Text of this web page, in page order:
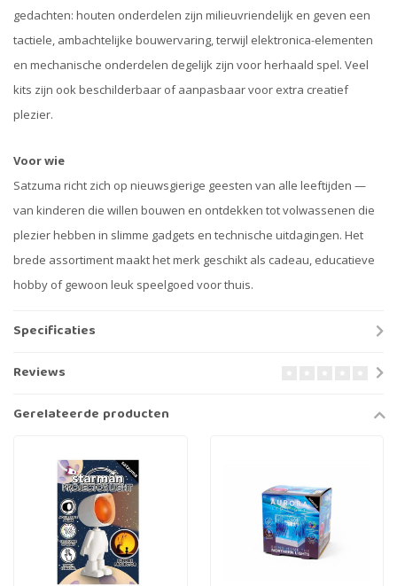
gedachten: houten onderdelen zijn milieuvriendelijk en geven een
tactiele, ambachtelijke bouwervaring, terwijl elektronica-elementen
en mechanische onderdelen degelijk zijn voor herhaald spel. Veel
kits zijn ook beschilderbaar of aanpasbaar voor extra creatief
plezier.
Voor wie
Satzuma richt zich op nieuwsgierige geesten van alle leeftijden —
van kinderen die willen bouwen en ontdekken tot volwassenen die
plezier hebben in slimme gadgets en technische uitdagingen. Het
brede assortiment maakt het merk geschikt als cadeau, educatieve
hobby of gewoon leuk speelgoed voor thuis.
Specificaties
Reviews
Gerelateerde producten